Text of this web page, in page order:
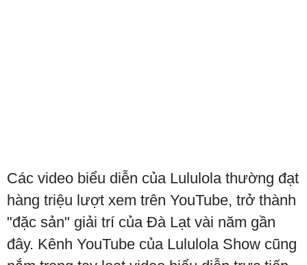
Các video biểu diễn của Lululola thường đạt
hàng triệu lượt xem trên YouTube, trở thành
"đặc sản" giải trí của Đà Lạt vài năm gần
đây. Kênh YouTube của Lululola Show cũng